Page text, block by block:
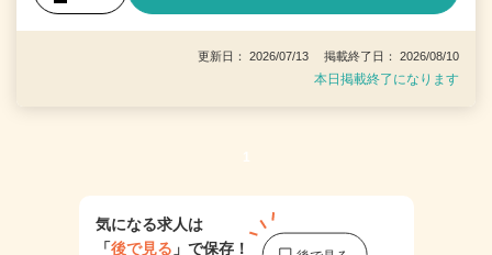
更新日： 2026/07/13 掲載終了日： 2026/08/10
本日掲載終了になります
1
気になる求人は
「後で見る 」で保存！